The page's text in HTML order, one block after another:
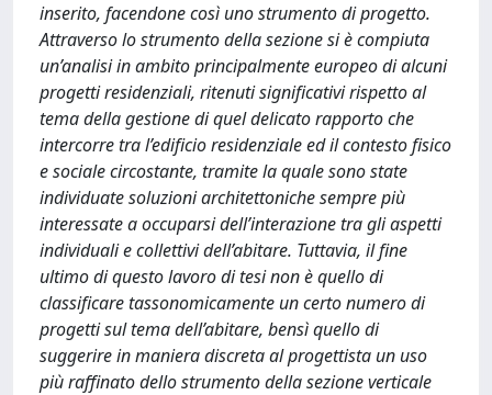
inserito, facendone così uno strumento di progetto.
Attraverso lo strumento della sezione si è compiuta
un’analisi in ambito principalmente europeo di alcuni
progetti residenziali, ritenuti significativi rispetto al
tema della gestione di quel delicato rapporto che
intercorre tra l’edificio residenziale ed il contesto fisico
e sociale circostante, tramite la quale sono state
individuate soluzioni architettoniche sempre più
interessate a occuparsi dell’interazione tra gli aspetti
individuali e collettivi dell’abitare. Tuttavia, il fine
ultimo di questo lavoro di tesi non è quello di
classificare tassonomicamente un certo numero di
progetti sul tema dell’abitare, bensì quello di
suggerire in maniera discreta al progettista un uso
più raffinato dello strumento della sezione verticale